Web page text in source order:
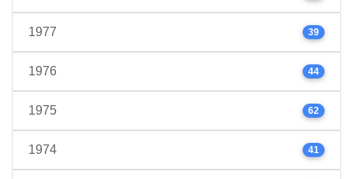
1977 39
1976 44
1975 62
1974 41